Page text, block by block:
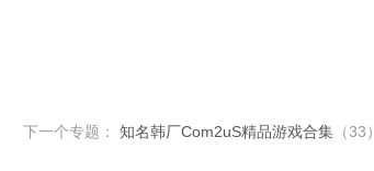
1、增加了10个新的红色星球关卡!坏小猪仍躲在火
特色的星球，比如塔图因星球和猪头星。你能挡住
下一个专题： 知名韩厂Com2uS精品游戏合集 （33）